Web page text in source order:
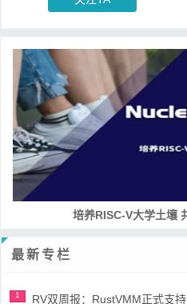
RISC-V处理器
最新专栏
1 RV双周报：RustVMM正式支